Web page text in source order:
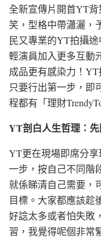
全新宣傳片開首YT
笑，型格中帶瀟灑，
民又專業的YT拍攝
輕演員加入更多互動
成品更有感染力！
只要行出第一步，即
程都有「理財
YT剖白人生哲理：
YT更在現場即席分
一步，按自己不同階
就係睇清自己需要，
目標。大家都應該趁
好諗太多或者怕失敗
習，我覺得呢個非常